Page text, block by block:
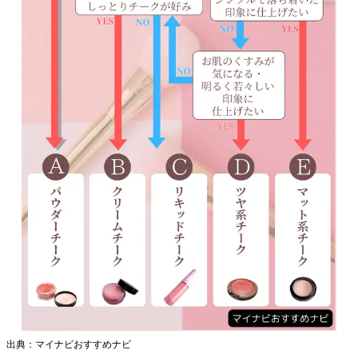
出典：マイナビおすすめナビ